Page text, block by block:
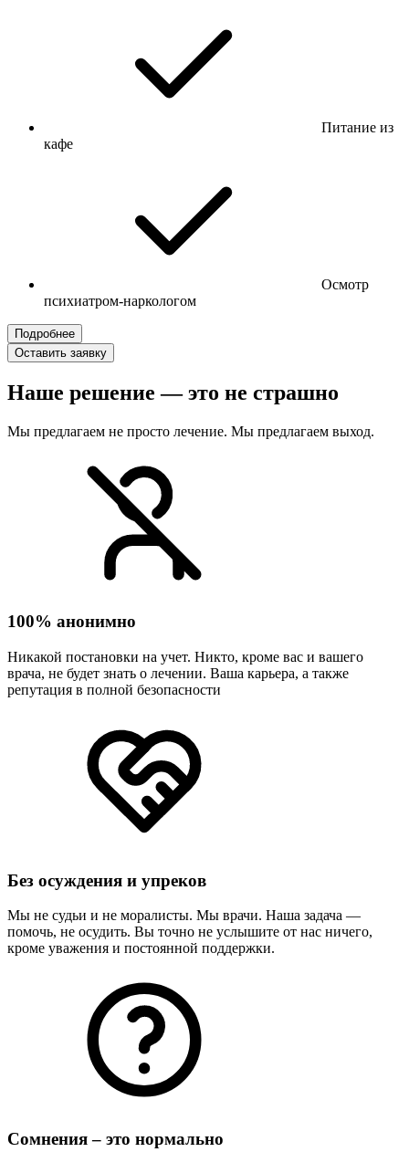
Питание из
кафе
Осмотр
психиатром-наркологом
Подробнее
Оставить заявку
Наше решение — это не страшно
Мы предлагаем не просто лечение. Мы предлагаем выход.
100% анонимно
Никакой постановки на учет. Никто, кроме вас и вашего
врача, не будет знать о лечении. Ваша карьера, а также
репутация в полной безопасности
Без осуждения и упреков
Мы не судьи и не моралисты. Мы врачи. Наша задача —
помочь, не осудить. Вы точно не услышите от нас ничего,
кроме уважения и постоянной поддержки.
Сомнения – это нормально